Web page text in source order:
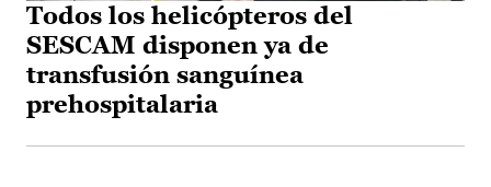
Todos los helicópteros del
SESCAM disponen ya de
transfusión sanguínea
prehospitalaria